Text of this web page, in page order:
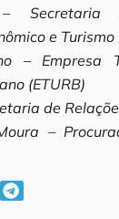
Secretaria
e Turismo
– Empresa
(ETURB)
de
–